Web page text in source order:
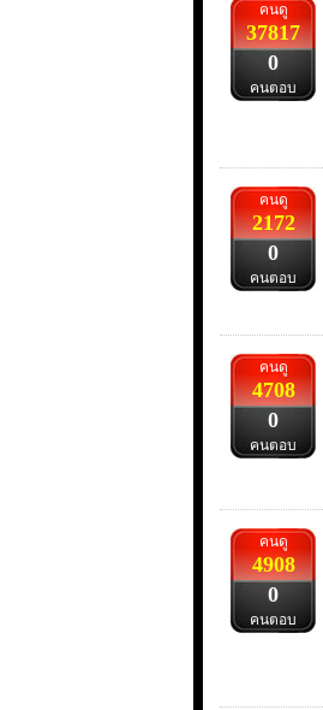
คนดู
37817
0
คนตอบ
คนดู
2172
0
คนตอบ
คนดู
4708
0
คนตอบ
คนดู
4908
0
คนตอบ